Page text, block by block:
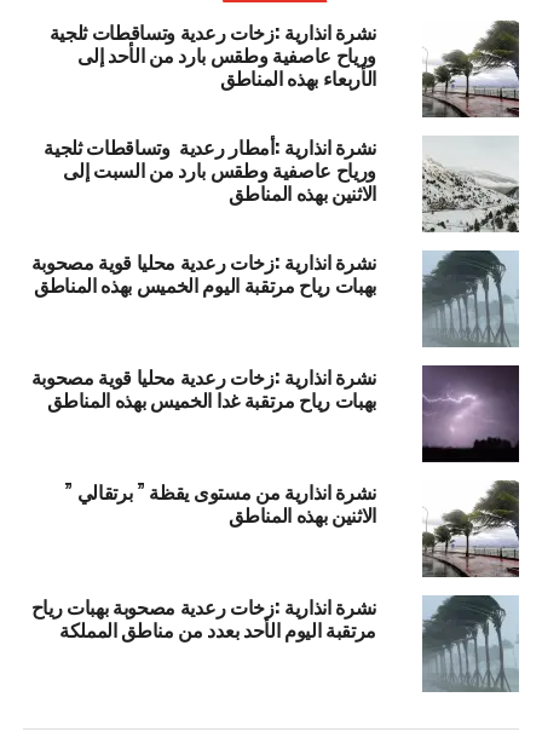
نشرة انذارية :زخات رعدية وتساقطات ثلجية
ورياح عاصفية وطقس بارد من الأحد إلى
الأربعاء بهذه المناطق
نشرة انذارية :أمطار رعدية وتساقطات ثلجية
ورياح عاصفية وطقس بارد من السبت إلى
الاثنين بهذه المناطق
نشرة انذارية :زخات رعدية محليا قوية مصحوبة
بهبات رياح مرتقبة اليوم الخميس بهذه المناطق
نشرة انذارية :زخات رعدية محليا قوية مصحوبة
بهبات رياح مرتقبة غدا الخميس بهذه المناطق
نشرة انذارية من مستوى يقظة ” برتقالي ”
الاثنين بهذه المناطق
نشرة انذارية :زخات رعدية مصحوبة بهبات رياح
مرتقبة اليوم الأحد بعدد من مناطق المملكة